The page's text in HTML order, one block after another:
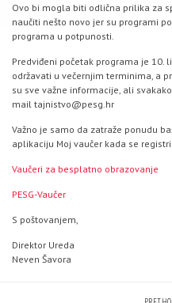
Ovo bi mogla biti odlična prilika za
naučiti nešto novo jer su programi
programa u potpunosti.
Predviđeni početak programa je 10.
održavati u večernjim terminima, a
su sve važne informacije, ali
mail tajnistvo@pesg.hr
Važno je samo da zatraže ponudu
aplikaciju Moj vaučer kada se
Vaučeri za besplatno obrazovanje
PESG-Vaučer
S poštovanjem,
Direktor Ureda
Neven Šavora